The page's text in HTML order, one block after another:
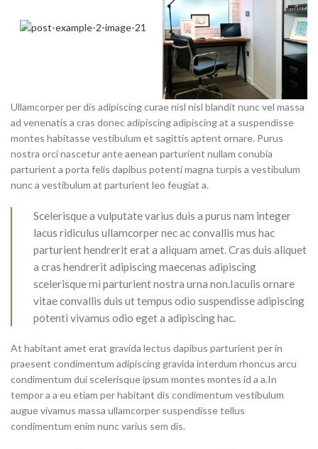
Ullamcorper per dis adipiscing curae nisl nisl blandit nunc vel massa
ad venenatis a cras donec adipiscing adipiscing at a suspendisse
montes habitasse vestibulum et sagittis aptent ornare. Purus
nostra orci nascetur ante aenean parturient nullam conubia
parturient a porta felis dapibus potenti magna turpis a vestibulum
nunc a vestibulum at parturient leo feugiat a.
Scelerisque a vulputate varius duis a purus nam integer
lacus ridiculus ullamcorper nec ac convallis mus hac
parturient hendrerit erat a aliquam amet. Cras duis aliquet
a cras hendrerit adipiscing maecenas adipiscing
scelerisque mi parturient nostra urna non.Iaculis ornare
vitae convallis duis ut tempus odio suspendisse adipiscing
potenti vivamus odio eget a adipiscing hac.
At habitant amet erat gravida lectus dapibus parturient per in
praesent condimentum adipiscing gravida interdum rhoncus arcu
condimentum dui scelerisque ipsum montes montes id a a.In
tempor a a eu etiam per habitant dis condimentum vestibulum
augue vivamus massa ullamcorper suspendisse tellus
condimentum enim nunc varius sem dis.